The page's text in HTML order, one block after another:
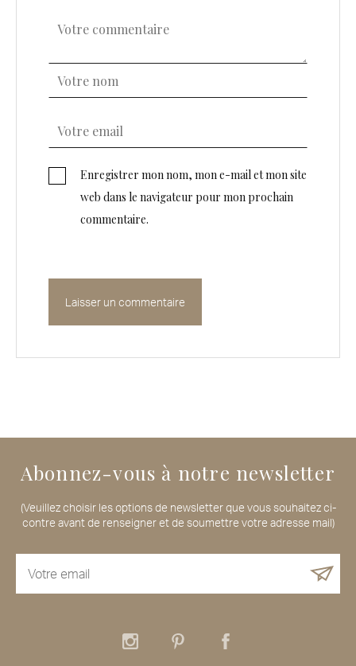
Enregistrer mon nom, mon e-mail et mon site
web dans le navigateur pour mon prochain
commentaire.
Abonnez-vous à notre newsletter
(Veuillez choisir les options de newsletter que vous souhaitez ci-
contre avant de renseigner et de soumettre votre adresse mail)